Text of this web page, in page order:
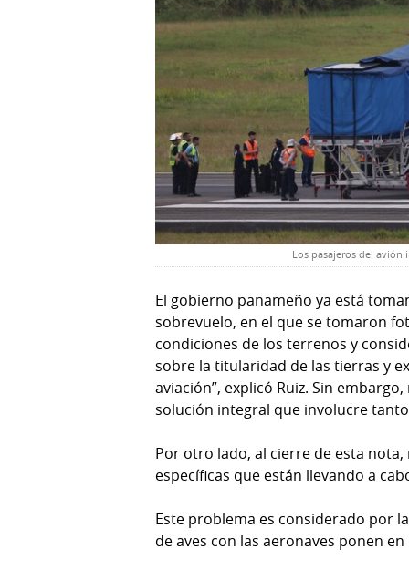
Los pasajeros del avión
El gobierno panameño ya está
sobrevuelo, en el que se tomaron
condiciones de los terrenos y
sobre la titularidad de las tierras y
aviación”, explicó Ruiz. Sin
solución integral que involucre
Por otro lado, al cierre de esta
específicas que están llevando a
Este problema es considerado por
de aves con las aeronaves ponen